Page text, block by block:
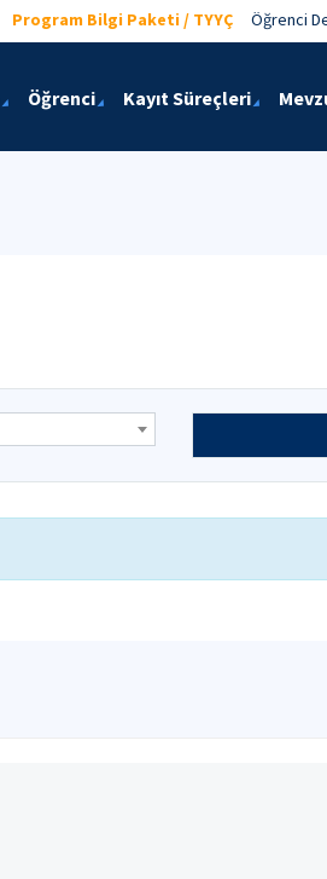
Program Bilgi Paketi / TYYÇ Öğrenci
Öğrenci Kayıt Süreçleri